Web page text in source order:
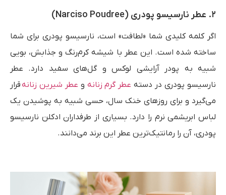
۲. عطر نارسیسو پودری (Narciso Poudree)
اگر کلمه کلیدی شما «لطافت» است، نارسیسو پودری برای شما
ساخته شده است. این عطر با شیشه کرم‌رنگ و جذابش، بویی
شبیه به پودر آرایشی لوکس و گل‌های سفید دارد. عطر
نارسیسو پودری در دسته عطر گرم زنانه و عطر شیرین زنانهقرار
می‌گیرد و برای روزهای خنک سال، حسی شبیه به پوشیدن یک
لباس ابریشمی نرم را دارد. بسیاری از طرفداران ادکلن نارسیسو
پودری، آن را رمانتیک‌ترین عطر این برند می‌دانند.